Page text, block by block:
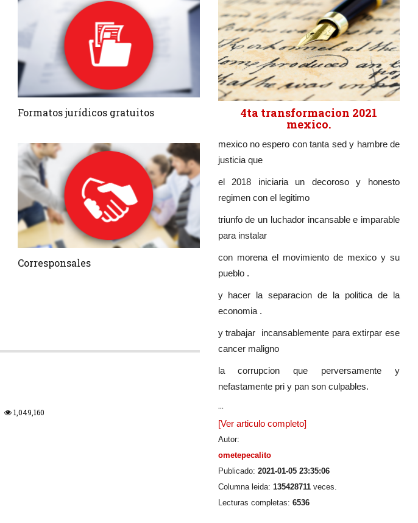
Formatos jurídicos gratuitos
Corresponsales
1,049,160
4ta transformacion 2021
mexico.
mexico no espero con tanta sed y hambre de
justicia que
el 2018 iniciaria un decoroso y honesto
regimen con el legitimo
triunfo de un luchador incansable e imparable
para instalar
con morena el movimiento de mexico y su
pueblo .
y hacer la separacion de la politica de la
economia .
y trabajar incansablemente para extirpar ese
cancer maligno
la corrupcion que perversamente y
nefastamente pri y pan son culpables.
...
[Ver articulo completo]
Autor:
ometepecalito
Publicado: 2021-01-05 23:35:06
Columna leida: 135428711veces.
Lecturas completas: 6536